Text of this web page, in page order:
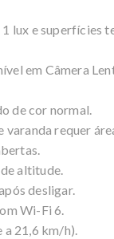
lux e superfícies
em Câmera
de cor normal.
varanda requer
altitude.
desligar.
Wi-Fi 6.
a 21,6 km/h).